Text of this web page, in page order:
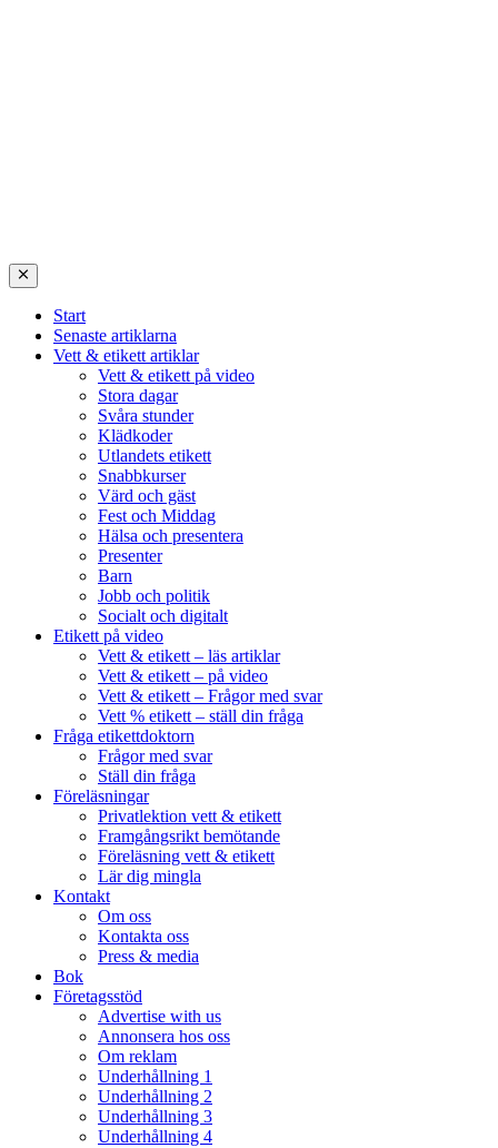
Start
Senaste artiklarna
Vett & etikett artiklar
Vett & etikett på video
Stora dagar
Svåra stunder
Klädkoder
Utlandets etikett
Snabbkurser
Värd och gäst
Fest och Middag
Hälsa och presentera
Presenter
Barn
Jobb och politik
Socialt och digitalt
Etikett på video
Vett & etikett – läs artiklar
Vett & etikett – på video
Vett & etikett – Frågor med svar
Vett % etikett – ställ din fråga
Fråga etikettdoktorn
Frågor med svar
Ställ din fråga
Föreläsningar
Privatlektion vett & etikett
Framgångsrikt bemötande
Föreläsning vett & etikett
Lär dig mingla
Kontakt
Om oss
Kontakta oss
Press & media
Bok
Företagsstöd
Advertise with us
Annonsera hos oss
Om reklam
Underhållning 1
Underhållning 2
Underhållning 3
Underhållning 4